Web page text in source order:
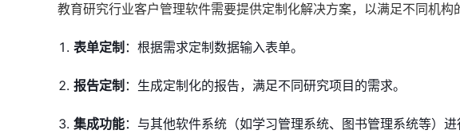
教育研究行业客户管理软件需要提供定制化解决方案，以满足不同机构
表单定制 ：根据需求定制数据输入表单。
报告定制 ：生成定制化的报告，满足不同研究项目的需求。
集成功能：与其他软件系统（如学习管理系统、图书管理系统等）进